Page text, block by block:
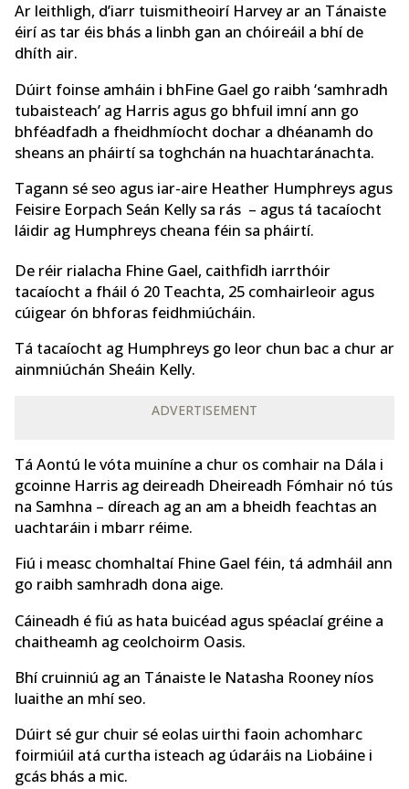
Ar leithligh, d’iarr tuismitheoirí Harvey ar an Tánaiste
éirí as tar éis bhás a linbh gan an chóireáil a bhí de
dhíth air.
Dúirt foinse amháin i bhFine Gael go raibh ‘samhradh
tubaisteach’ ag Harris agus go bhfuil imní ann go
bhféadfadh a fheidhmíocht dochar a dhéanamh do
sheans an pháirtí sa toghchán na huachtaránachta.
Tagann sé seo agus iar-aire Heather Humphreys agus
Feisire Eorpach Seán Kelly sa rás – agus tá tacaíocht
láidir ag Humphreys cheana féin sa pháirtí.
De réir rialacha Fhine Gael, caithfidh iarrthóir
tacaíocht a fháil ó 20 Teachta, 25 comhairleoir agus
cúigear ón bhforas feidhmiúcháin.
Tá tacaíocht ag Humphreys go leor chun bac a chur ar
ainmniúchán Sheáin Kelly.
ADVERTISEMENT
Tá Aontú le vóta muiníne a chur os comhair na Dála i
gcoinne Harris ag deireadh Dheireadh Fómhair nó tús
na Samhna – díreach ag an am a bheidh feachtas an
uachtaráin i mbarr réime.
Fiú i measc chomhaltaí Fhine Gael féin, tá admháil ann
go raibh samhradh dona aige.
Cáineadh é fiú as hata buicéad agus spéaclaí gréine a
chaitheamh ag ceolchoirm Oasis.
Bhí cruinniú ag an Tánaiste le Natasha Rooney níos
luaithe an mhí seo.
Dúirt sé gur chuir sé eolas uirthi faoin achomharc
foirmiúil atá curtha isteach ag údaráis na Liobáine i
gcás bhás a mic.